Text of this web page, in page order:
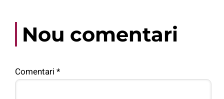
Nou comentari
Comentari *